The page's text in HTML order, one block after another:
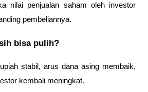
nilai penjualan saham oleh investor
pembeliannya.
bisa pulih?
stabil, arus dana asing membaik,
kembali meningkat.